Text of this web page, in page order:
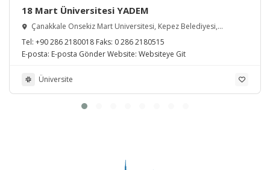
18 Mart Üniversitesi YADEM
Çanakkale Onsekiz Mart Üniversitesi, Kepez Belediyesi,
Tel: +90 286 2180018 Faks: 0 286 2180515
E-posta: E-posta GönderWebsite: Websiteye Git
Üniversite